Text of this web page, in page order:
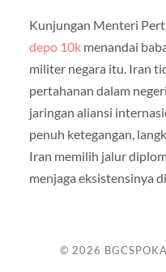
Kunjungan Menteri
depo 10kmenandai
militer negara itu. Iran
pertahanan dalam
jaringan aliansi
penuh ketegangan,
Iran memilih jalur
menjaga eksistensinya
© 2026